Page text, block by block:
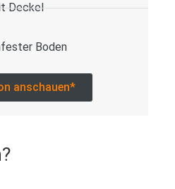
Deckel
Boden
anschauen*